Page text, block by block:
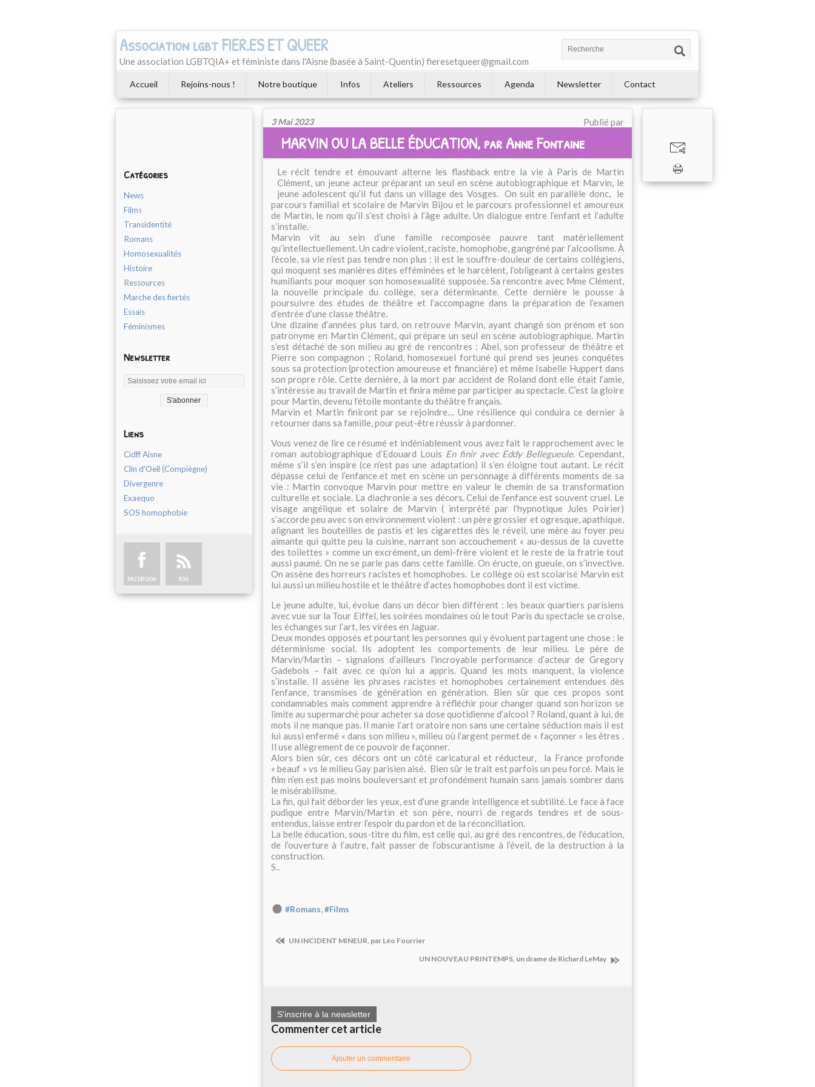
Association lgbt FIER.ES ET QUEER
Une association LGBTQIA+ et féministe dans l'Aisne (basée à Saint-Quentin) fieresetqueer@gmail.com
Accueil Rejoins-nous ! Notre boutique Infos Ateliers Ressources Agenda Newsletter Contact
Catégories
News
Films
Transidentité
Romans
Homosexualités
Histoire
Ressources
Marche des fiertés
Essais
Féminismes
Newsletter
Liens
Cidff Aisne
Clin d'Oeil (Compiègne)
Divergenre
Exaequo
SOS homophobie
FACEBOOK RSS
3 Mai 2023 Publié par
MARVIN OU LA BELLE ÉDUCATION, par Anne Fontaine
Le récit tendre et émouvant alterne les flashback entre la vie à Paris de Martin
Clément, un jeune acteur préparant un seul en scène autobiographique et Marvin, le
jeune adolescent qu’il fut dans un village des Vosges. On suit en parallèle donc, le
parcours familial et scolaire de Marvin Bijou et le parcours professionnel et amoureux
de Martin, le nom qu’il s’est choisi à l’âge adulte. Un dialogue entre l’enfant et l’adulte
s’installe.
Marvin vit au sein d’une famille recomposée pauvre tant matériellement
qu’intellectuellement. Un cadre violent, raciste, homophobe, gangréné par l’alcoolisme. À
l’école, sa vie n’est pas tendre non plus : il est le souffre-douleur de certains collégiens,
qui moquent ses manières dites efféminées et le harcèlent, l’obligeant à certains gestes
humiliants pour moquer son homosexualité supposée. Sa rencontre avec Mme Clément,
la nouvelle principale du collège, sera déterminante. Cette dernière le pousse à
poursuivre des études de théâtre et l’accompagne dans la préparation de l’examen
d’entrée d’une classe théâtre.
Une dizaine d’années plus tard, on retrouve Marvin, ayant changé son prénom et son
patronyme en Martin Clément, qui prépare un seul en scène autobiographique. Martin
s’est détaché de son milieu au gré de rencontres : Abel, son professeur de théâtre et
Pierre son compagnon ; Roland, homosexuel fortuné qui prend ses jeunes conquêtes
sous sa protection (protection amoureuse et financière) et même Isabelle Huppert dans
son propre rôle. Cette dernière, à la mort par accident de Roland dont elle était l’amie,
s’intéresse au travail de Martin et finira même par participer au spectacle. C’est la gloire
pour Martin, devenu l’étoile montante du théâtre français.
Marvin et Martin finiront par se rejoindre… Une résilience qui conduira ce dernier à
retourner dans sa famille, pour peut-être réussir à pardonner.
Vous venez de lire ce résumé et indéniablement vous avez fait le rapprochement avec le
roman autobiographique d’Edouard Louis En finir avec Eddy Bellegueule. Cependant,
même s’il s’en inspire (ce n’est pas une adaptation) il s’en éloigne tout autant. Le récit
dépasse celui de l’enfance et met en scène un personnage à différents moments de sa
vie : Martin convoque Marvin pour mettre en valeur le chemin de sa transformation
culturelle et sociale. La diachronie a ses décors. Celui de l’enfance est souvent cruel. Le
visage angélique et solaire de Marvin ( interprété par l’hypnotique Jules Poirier)
s’accorde peu avec son environnement violent : un père grossier et ogresque, apathique,
alignant les bouteilles de pastis et les cigarettes dès le réveil, une mère au foyer peu
aimante qui quitte peu la cuisine, narrant son accouchement « au-dessus de la cuvette
des toilettes » comme un excrément, un demi-frère violent et le reste de la fratrie tout
aussi paumé. On ne se parle pas dans cette famille. On éructe, on gueule, on s’invective.
On assène des horreurs racistes et homophobes. Le collège où est scolarisé Marvin est
lui aussi un milieu hostile et le théâtre d’actes homophobes dont il est victime.
Le jeune adulte, lui, évolue dans un décor bien différent : les beaux quartiers parisiens
avec vue sur la Tour Eiffel, les soirées mondaines où le tout Paris du spectacle se croise,
les échanges sur l’art, les virées en Jaguar.
Deux mondes opposés et pourtant les personnes qui y évoluent partagent une chose : le
déterminisme social. Ils adoptent les comportements de leur milieu. Le père de
Marvin/Martin – signalons d’ailleurs l’incroyable performance d’acteur de Gregory
Gadebois – fait avec ce qu’on lui a appris. Quand les mots manquent, la violence
s’installe. Il assène les phrases racistes et homophobes certainement entendues dès
l’enfance, transmises de génération en génération. Bien sûr que ces propos sont
condamnables mais comment apprendre à réfléchir pour changer quand son horizon se
limite au supermarché pour acheter sa dose quotidienne d’alcool ? Roland, quant à lui, de
mots il ne manque pas. Il manie l’art oratoire non sans une certaine séduction mais il est
lui aussi enfermé « dans son milieu », milieu où l’argent permet de « façonner » les êtres .
Il use allègrement de ce pouvoir de façonner.
Alors bien sûr, ces décors ont un côté caricatural et réducteur, la France profonde
« beauf » vs le milieu Gay parisien aisé. Bien sûr le trait est parfois un peu forcé. Mais le
film n’en est pas moins bouleversant et profondément humain sans jamais sombrer dans
le misérabilisme.
La fin, qui fait déborder les yeux, est d’une grande intelligence et subtilité. Le face à face
pudique entre Marvin/Martin et son père, nourri de regards tendres et de sous-
entendus, laisse entrer l’espoir du pardon et de la réconciliation.
La belle éducation, sous-titre du film, est celle qui, au gré des rencontres, de l’éducation,
de l’ouverture à l’autre, fait passer de l’obscurantisme à l’éveil, de la destruction à la
construction.
S..
#Romans,#Films
UN INCIDENT MINEUR, par Léo Fourrier
UN NOUVEAU PRINTEMPS, un drame de Richard LeMay
S'inscrire à la newsletter
Commenter cet article
Ajouter un commentaire